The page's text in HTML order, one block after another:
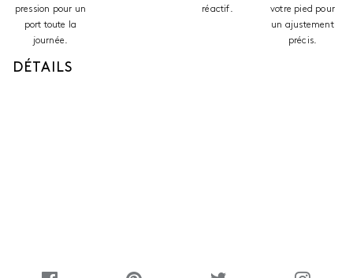
pression pour un
port toute la
journée.
réactif.
votre pied pour
un ajustement
précis.
DÉTAILS